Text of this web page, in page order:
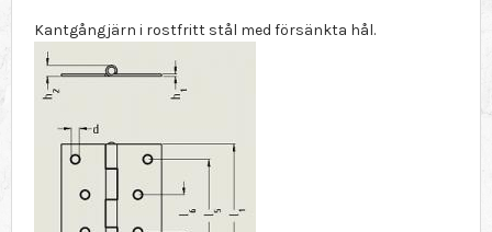
Kantgångjärn i rostfritt stål med försänkta hål.